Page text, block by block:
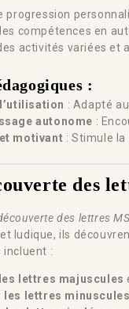
progression
compétences en
activités variées et
:
: Adapté
autonome :
motivant : Stimule
des
des lettres MS
ludique, ils
incluent :
lettres majuscules
les lettres